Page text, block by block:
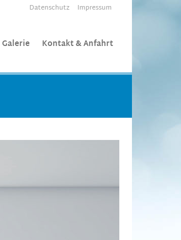
Datenschutz Impressum
Galerie Kontakt & Anfahrt